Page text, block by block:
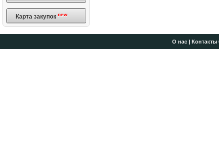
Карта закупок new
О нас| Контакты